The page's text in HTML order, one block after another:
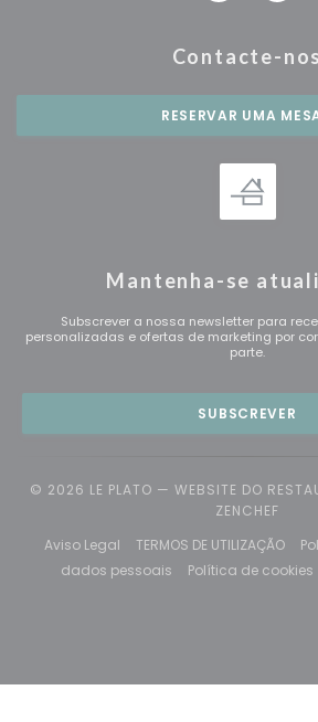
Contacte-nos
RESERVAR UMA
Mantenha-se
Subscrever a nossa newsletter para
personalizadas e ofertas de marketing por
parte.
SUBSCREVER
© 2026 LE PLATO — WEBSITE DO
ZENCHEF
Aviso Legal((abre numa nova janela))
TERMOS DE UTILIZAÇÃO
dados pessoais((abre numa nova
Política de cookies